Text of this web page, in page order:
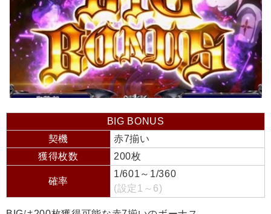
BIG BONUS
契機
赤7揃い
獲得枚数
200枚
確率
1/601～1/360
(設定1～6)